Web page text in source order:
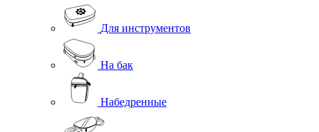
Для инструментов
На бак
Набедренные